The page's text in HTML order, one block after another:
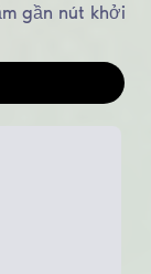
gần nút khởi